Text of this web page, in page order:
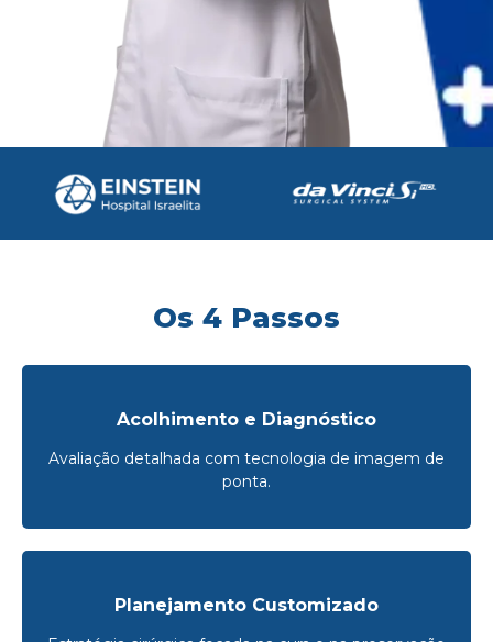
Os 4 Passos
Acolhimento e Diagnóstico
Avaliação detalhada com tecnologia de imagem de
ponta.
Planejamento Customizado